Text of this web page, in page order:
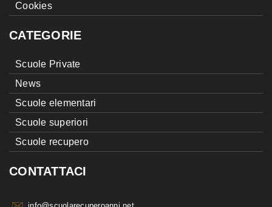
Cookies
CATEGORIE
Scuole Private
News
Scuole elementari
Scuole superiori
Scuole recupero
CONTATTACI